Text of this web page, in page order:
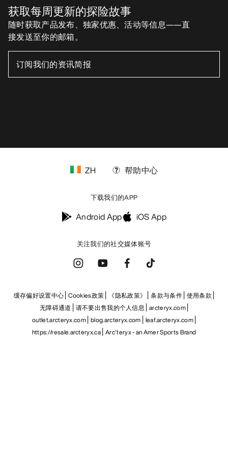
获取每周更新的探险故事
随时获取产品发布、独家优惠、活动等信息——直
接发送至你的邮箱。
关注我们的社交媒体账号
ZH 帮助中心
下载我们的APP
Android App iOS App
缓存偏好设置中心 Cookies政策 《隐私政策》 条款与条件 使用条款
无障碍通道
请不要出售我的个人信息 arcteryx.com
outlet.arcteryx.com blog.arcteryx.com leaf.arcteryx.com
https://resale.arcteryx.ca Arc'teryx - an Amer Sports Brand